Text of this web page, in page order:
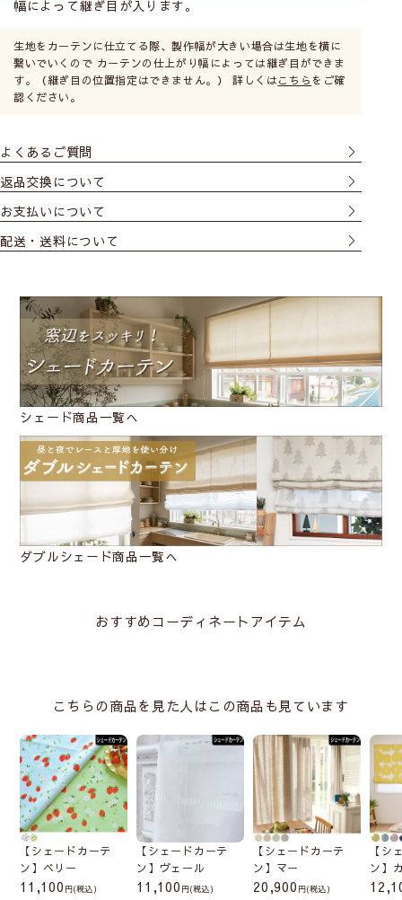
幅によって継ぎ目が入ります。
生地をカーテンに仕立てる際、製作幅が大きい場合は生地を横に
繋いでいくので カーテンの仕上がり幅によっては継ぎ目ができま
す。（継ぎ目の位置指定はできません。） 詳しくはこちら をご確
認ください。
よくあるご質問
返品交換について
お支払いについて
配送・送料について
シェード商品一覧へ
ダブルシェード商品一覧へ
おすすめコーディネートアイテム
こちらの商品を見た人はこの商品も見ています
【シェードカーテ
ン】ベリー
11,100 (税込)
【シェードカーテ
ン】ヴェール
11,100 (税込)
【シェードカーテ
ン】マー
20,900 (税込)
【シ
ン】